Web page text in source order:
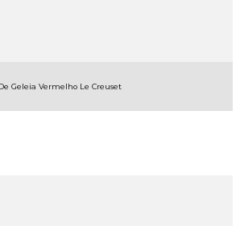
Geleia Vermelho Le Creuset